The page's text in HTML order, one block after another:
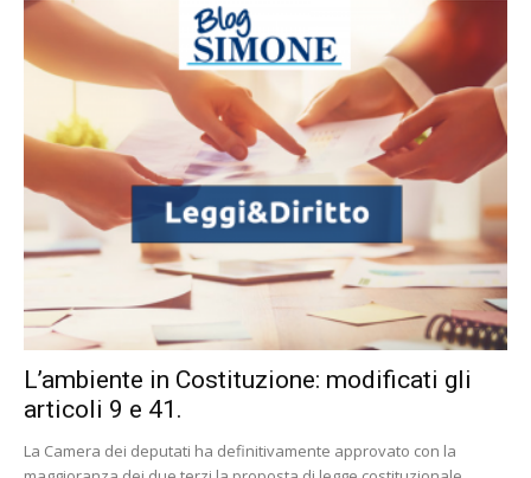
L’ambiente in Costituzione: modificati gli
articoli 9 e 41.
La Camera dei deputati ha definitivamente approvato con la